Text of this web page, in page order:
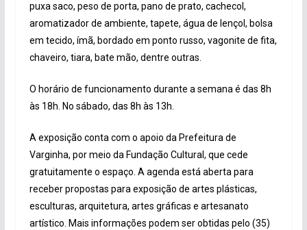
puxa saco, peso de porta, pano de prato, cachecol,
aromatizador de ambiente, tapete, água de lençol, bolsa
em tecido, ímã, bordado em ponto russo, vagonite de fita,
chaveiro, tiara, bate mão, dentre outras.
O horário de funcionamento durante a semana é das 8h
às 18h. No sábado, das 8h às 13h.
A exposição conta com o apoio da Prefeitura de
Varginha, por meio da Fundação Cultural, que cede
gratuitamente o espaço. A agenda está aberta para
receber propostas para exposição de artes plásticas,
esculturas, arquitetura, artes gráficas e artesanato
artístico. Mais informações podem ser obtidas pelo (35)